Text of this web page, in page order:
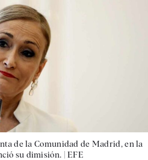
de la Comunidad de Madrid, en la
su dimisión. |EFE